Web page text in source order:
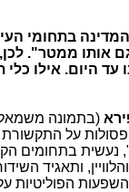
בתחומי
ממטר". לכן,
היום. אילו
(בתמונה
על
נעשית בתחומים
ותאגיד
הפוליטיות